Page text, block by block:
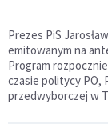
Prezes PiS
emitowanym na
Program
czasie politycy PO,
przedwyborczej w